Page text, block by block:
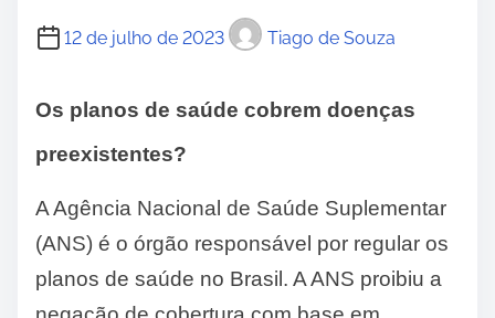
12 de julho de 2023 Tiago de Souza
Os planos de saúde cobrem doenças
preexistentes?
A Agência Nacional de Saúde Suplementar
(ANS) é o órgão responsável por regular os
planos de saúde no Brasil. A ANS proibiu a